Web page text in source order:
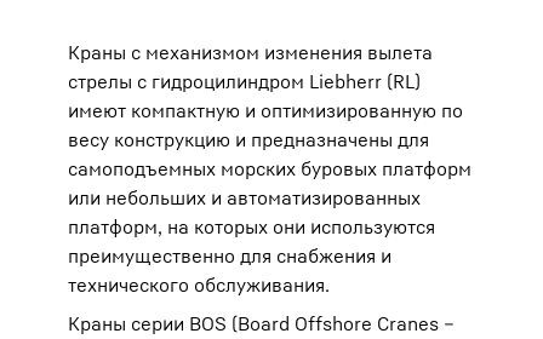
Краны с механизмом изменения вылета
стрелы с гидроцилиндром Liebherr (RL)
имеют компактную и оптимизированную по
весу конструкцию и предназначены для
самоподъемных морских буровых платформ
или небольших и автоматизированных
платформ, на которых они используются
преимущественно для снабжения и
технического обслуживания.
Краны серии BOS (Board Offshore Cranes –